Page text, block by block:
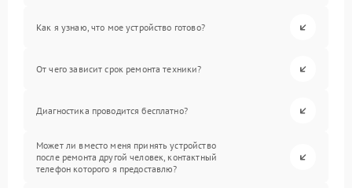
Как я узнаю, что мое устройство готово?
От чего зависит срок ремонта техники?
Диагностика проводится бесплатно?
Может ли вместо меня принять устройство
после ремонта другой человек, контактный
телефон которого я предоставлю?